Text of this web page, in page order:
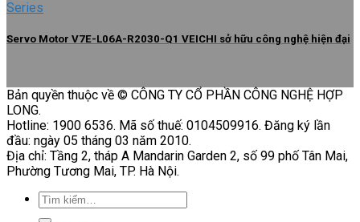
Servo Motor V7E-L06A-R2030-Q1 VEICHI sở hữu công nghệ hiện đại
Bản quyền thuộc về © CÔNG TY CỔ PHẦN CÔNG NGHỆ HỢP
LONG.
Hotline: 1900 6536. Mã số thuế: 0104509916. Đăng ký lần
đầu: ngày 05 tháng 03 năm 2010.
Địa chỉ: Tầng 2, tháp A Mandarin Garden 2, số 99 phố Tân Mai,
Phường Tương Mai, TP. Hà Nội.
Tìm
kiếm: